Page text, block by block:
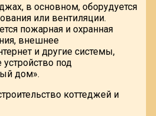
в основном, оборудуется
или вентиляции.
пожарная и охранная
внешнее
и другие системы,
под
дом».